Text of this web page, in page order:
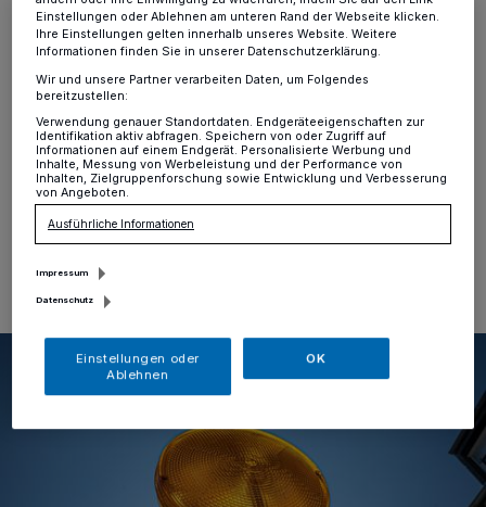
Alt-Erkrath·Im Auftrag der Deutschen Bahn finden in
der Zeit vom 16. bis voraussichtlich 21. Juni
umfangreiche Montagearbeiten der Lärmschutzwand
an der Bahnunterführung auf der Kreuzstraße in Alt-
Erkrath mittels eines Mobilkrans statt.
08.06.2026 , 17:20 Uhr
Einstellungen oder Ablehnen am unteren Rand der Webseite klicken.
Ihre Einstellungen gelten innerhalb unseres Website. Weitere
Informationen finden Sie in unserer Datenschutzerklärung.
Wir und unsere Partner verarbeiten Daten, um Folgendes
bereitzustellen:
Verwendung genauer Standortdaten. Endgeräteeigenschaften zur
Identifikation aktiv abfragen. Speichern von oder Zugriff auf
Informationen auf einem Endgerät. Personalisierte Werbung und
Inhalte, Messung von Werbeleistung und der Performance von
Inhalten, Zielgruppenforschung sowie Entwicklung und Verbesserung
von Angeboten.
Ausführliche Informationen
Impressum
Datenschutz
Einstellungen oder
Ablehnen
OK